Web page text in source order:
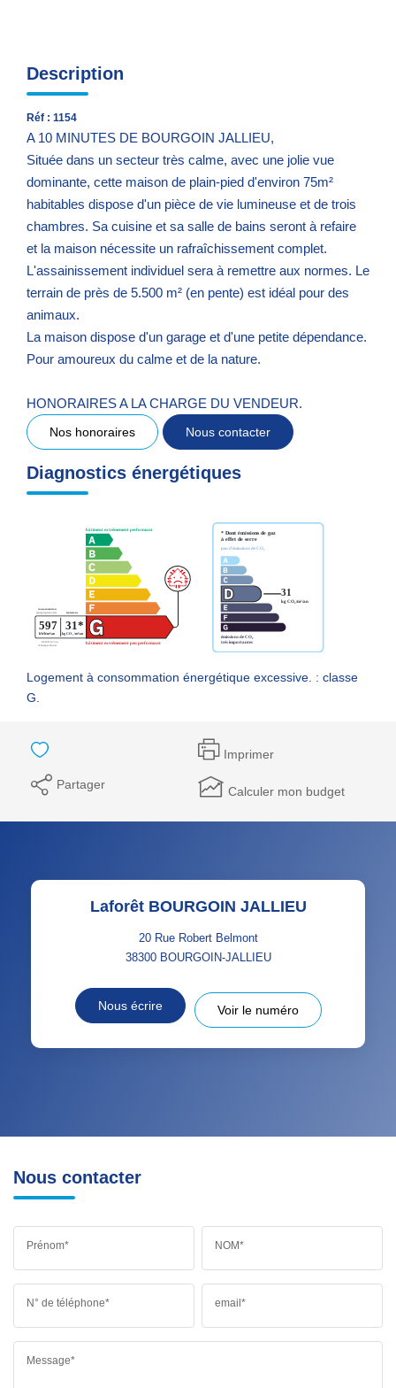
Description
Réf : 1154
A 10 MINUTES DE BOURGOIN JALLIEU,
Située dans un secteur très calme, avec une jolie vue
dominante, cette maison de plain-pied d'environ 75m²
habitables dispose d'un pièce de vie lumineuse et de trois
chambres. Sa cuisine et sa salle de bains seront à refaire
et la maison nécessite un rafraîchissement complet.
L'assainissement individuel sera à remettre aux normes. Le
terrain de près de 5.500 m² (en pente) est idéal pour des
animaux.
La maison dispose d'un garage et d'une petite dépendance.
Pour amoureux du calme et de la nature.
HONORAIRES A LA CHARGE DU VENDEUR.
Nos honoraires Nous contacter
Diagnostics énergétiques
Logement à consommation énergétique excessive. : classe
G.
Imprimer
Partager Calculer mon budget
Laforêt BOURGOIN JALLIEU
20 Rue Robert Belmont
38300 BOURGOIN-JALLIEU
Nous écrire Voir le numéro
Nous contacter
Prénom* NOM*
N° de téléphone* email*
Message*